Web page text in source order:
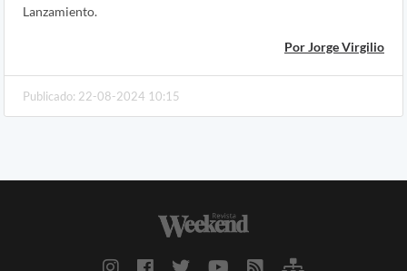
Lanzamiento.
Por Jorge Virgilio
Publicado: 22-08-2024 10:15